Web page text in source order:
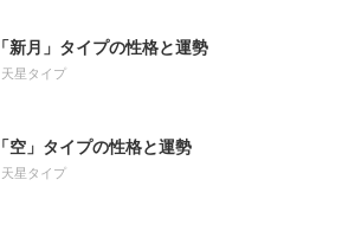
新月」タイプの性格と運勢
天星タイプ
空」タイプの性格と運勢
天星タイプ